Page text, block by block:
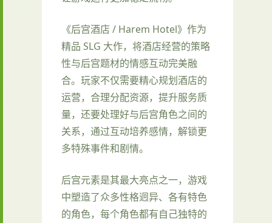
《后宫酒店 / Harem Hotel》作为
精品 SLG 大作，将酒店经营的策略
性与后宫题材的情感互动完美融
合。玩家不仅需要精心规划酒店的
运营，合理分配资源，提升服务质
量，还要处理好与后宫角色之间的
关系，通过互动培养感情，解锁更
多特殊事件和剧情。
后宫元素是其最大亮点之一，游戏
中塑造了众多性格迥异、各有特色
的角色，每个角色都有自己独特的